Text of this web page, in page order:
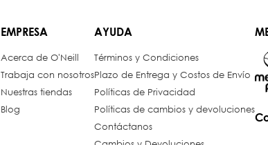
EMPRESA
Acerca de O'Neill
Trabaja con nosotros
Nuestras tiendas
Blog
AYUDA
Términos y Condiciones
Plazo de Entrega y Costos de Envío
Políticas de Privacidad
Políticas de cambios y devoluciones
Contáctanos